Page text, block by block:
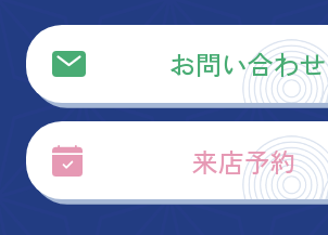
お問い合わせ
来店予約